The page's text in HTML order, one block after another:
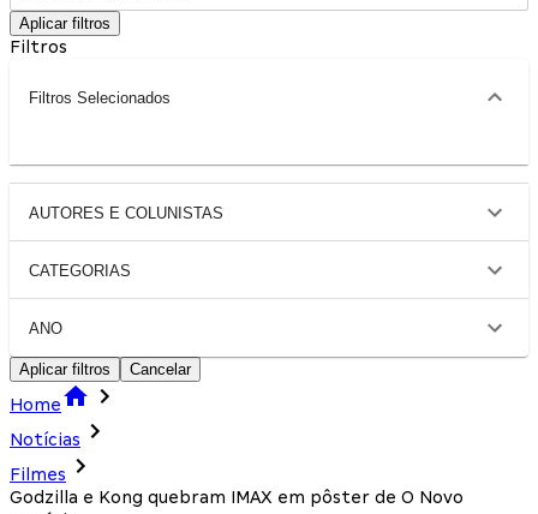
Aplicar filtros
Filtros
Filtros Selecionados
AUTORES E COLUNISTAS
CATEGORIAS
ANO
Aplicar filtros Cancelar
Home
Notícias
Filmes
Godzilla e Kong quebram IMAX em pôster de O Novo